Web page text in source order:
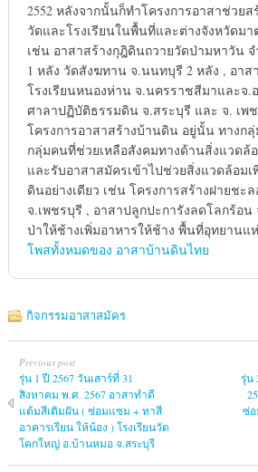
2552 หลังจากนั้นก็ทำโครงการอาสาช่วย
วัดและโรงเรียนในพื้นที่และต่างจังหวัดมา
เช่น อาสาสร้างกุฎิดินถวายวัดป่ามหาวัน
1 หลัง วัดสังฆทาน จ.นนทบุรี 2 หลัง , อา
โรงเรียนหนองห่าน จ.นครราชสีมาและจ.
ศาลาปฏิบัติธรรมดิน จ.สระบุรี และ จ. เพ
โครงการอาสาสร้างบ้านดิน อยู่นั้น ทางก
กลุ่มคนที่ช่วยเหลือสังคมทางด้านสิ่งแวดล้
และรับอาสาสมัครเข้าไปช่วยสิ่งแวดล้อม
ดินอย่างเดียว เช่น โครงการสร้างฝายชะ
จ.เพชรบุรี , อาสาปลูกปะการังลดโลกร้อ
ป่าให้ช้างเพิ่มอาหารให้ช้าง พื้นที่อุทยานแ
โพสทั้งหมดของ อาสาบ้านดินไทย
กิจกรรมอาสาสมัคร
Previous post
รุ่น 1 ปี 2567 วันเสาร์ที่ 31
สิงหาคม พ.ศ. 2567 อาสาทำดี
แต้มสีเติมฝัน ( ซ่อมแซม + ทาสี
อาคารเรียน ให้น้อง ) โรงเรียนวัด
โคกใหญ่ อ.บ้านหมอ จ.สระบุรี
รุ่น
ซ่อ